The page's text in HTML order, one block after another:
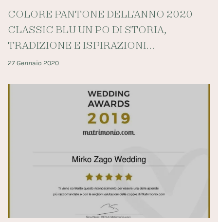
COLORE PANTONE DELL’ANNO 2020
CLASSIC BLU UN PO DI STORIA,
TRADIZIONE E ISPIRAZIONI…
27 Gennaio 2020